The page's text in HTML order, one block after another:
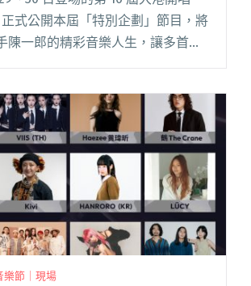
式公開本屆「特別企劃」節目，將
陳一郎的精彩音樂人生，讓多首台
隨著船鳴聲於高雄港邊響起，帶領
"陳一郎經典旋律將於大港開唱再
活消失24年的「酒國歌王」"
樂節｜現場